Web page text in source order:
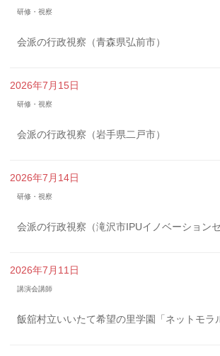
研修・視察
会派の行政視察（青森県弘前市）
2026年7月15日
研修・視察
会派の行政視察（岩手県二戸市）
2026年7月14日
研修・視察
会派の行政視察（滝沢市IPUイノベーションセ
2026年7月11日
講演会講師
飯舘村立いいたて希望の里学園「ネットモラ